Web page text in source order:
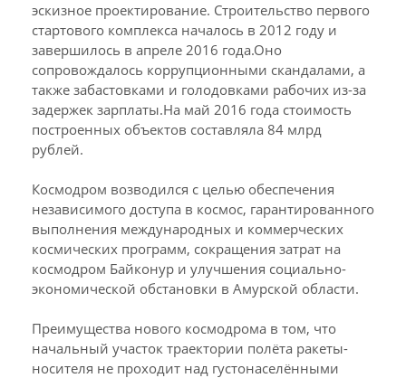
эскизное проектирование. Строительство первого
стартового комплекса началось в 2012 году и
завершилось в апреле 2016 года.Оно
сопровождалось коррупционными скандалами, а
также забастовками и голодовками рабочих из-за
задержек зарплаты.На май 2016 года стоимость
построенных объектов составляла 84 млрд
рублей.
Космодром возводился с целью обеспечения
независимого доступа в космос, гарантированного
выполнения международных и коммерческих
космических программ, сокращения затрат на
космодром Байконур и улучшения социально-
экономической обстановки в Амурской области.
Преимущества нового космодрома в том, что
начальный участок траектории полёта ракеты-
носителя не проходит над густонаселёнными